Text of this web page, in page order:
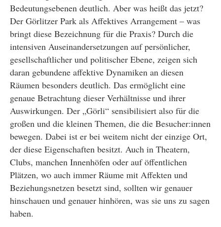
Bedeutungsebenen deutlich. Aber was heißt das jetzt?
Der Görlitzer Park als Affektives Arrangement – was
bringt diese Bezeichnung für die Praxis? Durch die
intensiven Auseinandersetzungen auf persönlicher,
gesellschaftlicher und politischer Ebene, zeigen sich
daran gebundene affektive Dynamiken an diesen
Räumen besonders deutlich. Das ermöglicht eine
genaue Betrachtung dieser Verhältnisse und ihrer
Auswirkungen. Der „Görli“ sensibilisiert also für die
großen und die kleinen Themen, die die Besucher:innen
bewegen. Dabei ist er bei weitem nicht der einzige Ort,
der diese Eigenschaften besitzt. Auch in Theatern,
Clubs, manchen Innenhöfen oder auf öffentlichen
Plätzen, wo auch immer Räume mit Affekten und
Beziehungsnetzen besetzt sind, sollten wir genauer
hinschauen und genauer hinhören, was sie uns zu sagen
haben.